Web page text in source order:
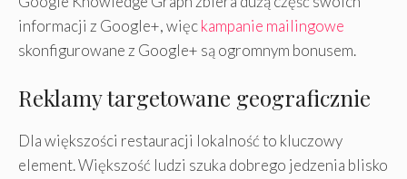
informacji z Google+, więckampanie mailingowe
skonfigurowane z Google+ są ogromnym bonusem.
Reklamy targetowane geograficznie
Dla większości restauracji lokalność to kluczowy
element. Większość ludzi szuka dobrego jedzenia blisko